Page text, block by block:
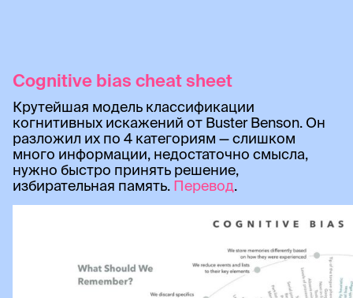
Cognitive bias cheat sheet
Крутейшая модель классификации
когнитивных искажений от Buster Benson. Он
разложил их по 4 категориям — слишком
много информации, недостаточно смысла,
нужно быстро принять решение,
избирательная память. Перевод.